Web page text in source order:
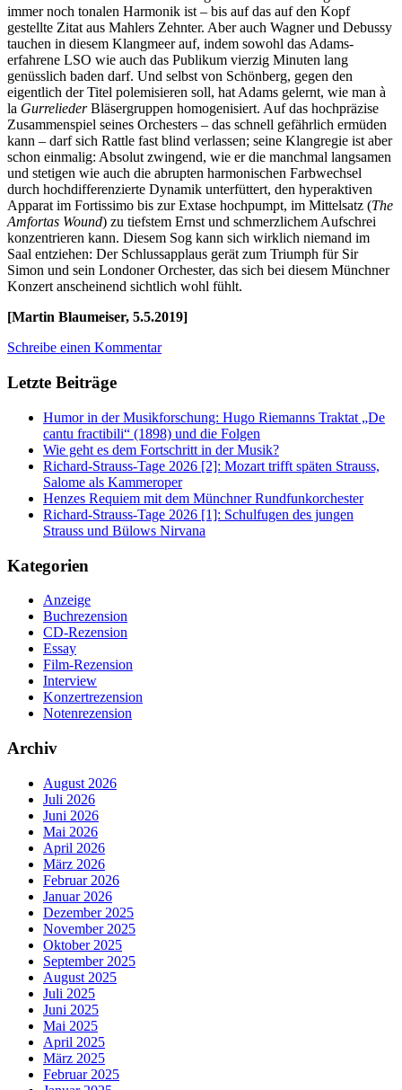
immer noch tonalen Harmonik ist – bis auf das auf den Kopf
gestellte Zitat aus Mahlers Zehnter. Aber auch Wagner und Debussy
tauchen in diesem Klangmeer auf, indem sowohl das Adams-
erfahrene LSO wie auch das Publikum vierzig Minuten lang
genüsslich baden darf. Und selbst von Schönberg, gegen den
eigentlich der Titel polemisieren soll, hat Adams gelernt, wie man à
la GurreliederBläsergruppen homogenisiert. Auf das hochpräzise
Zusammenspiel seines Orchesters – das schnell gefährlich ermüden
kann – darf sich Rattle fast blind verlassen; seine Klangregie ist aber
schon einmalig: Absolut zwingend, wie er die manchmal langsamen
und stetigen wie auch die abrupten harmonischen Farbwechsel
durch hochdifferenzierte Dynamik unterfüttert, den hyperaktiven
Apparat im Fortissimo bis zur Extase hochpumpt, im Mittelsatz (The
Amfortas Wound) zu tiefstem Ernst und schmerzlichem Aufschrei
konzentrieren kann. Diesem Sog kann sich wirklich niemand im
Saal entziehen: Der Schlussapplaus gerät zum Triumph für Sir
Simon und sein Londoner Orchester, das sich bei diesem Münchner
Konzert anscheinend sichtlich wohl fühlt.
[Martin Blaumeiser, 5.5.2019]
Schreibe einen Kommentar
Letzte Beiträge
Humor in der Musikforschung: Hugo Riemanns Traktat „De
cantu fractibili“ (1898) und die Folgen
Wie geht es dem Fortschritt in der Musik?
Richard-Strauss-Tage 2026 [2]: Mozart trifft späten Strauss,
Salome als Kammeroper
Henzes Requiem mit dem Münchner Rundfunkorchester
Richard-Strauss-Tage 2026 [1]: Schulfugen des jungen
Strauss und Bülows Nirvana
Kategorien
Anzeige
Buchrezension
CD-Rezension
Essay
Film-Rezension
Interview
Konzertrezension
Notenrezension
Archiv
August 2026
Juli 2026
Juni 2026
Mai 2026
April 2026
März 2026
Februar 2026
Januar 2026
Dezember 2025
November 2025
Oktober 2025
September 2025
August 2025
Juli 2025
Juni 2025
Mai 2025
April 2025
März 2025
Februar 2025